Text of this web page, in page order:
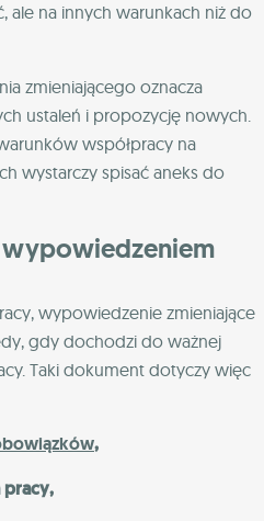
ale na innych warunkach niż do
zmieniającego oznacza
ustaleń i propozycję nowych.
współpracy na
wystarczy spisać aneks do
wypowiedzenie zmieniające
gdy dochodzi do ważnej
Taki dokument dotyczy więc
,